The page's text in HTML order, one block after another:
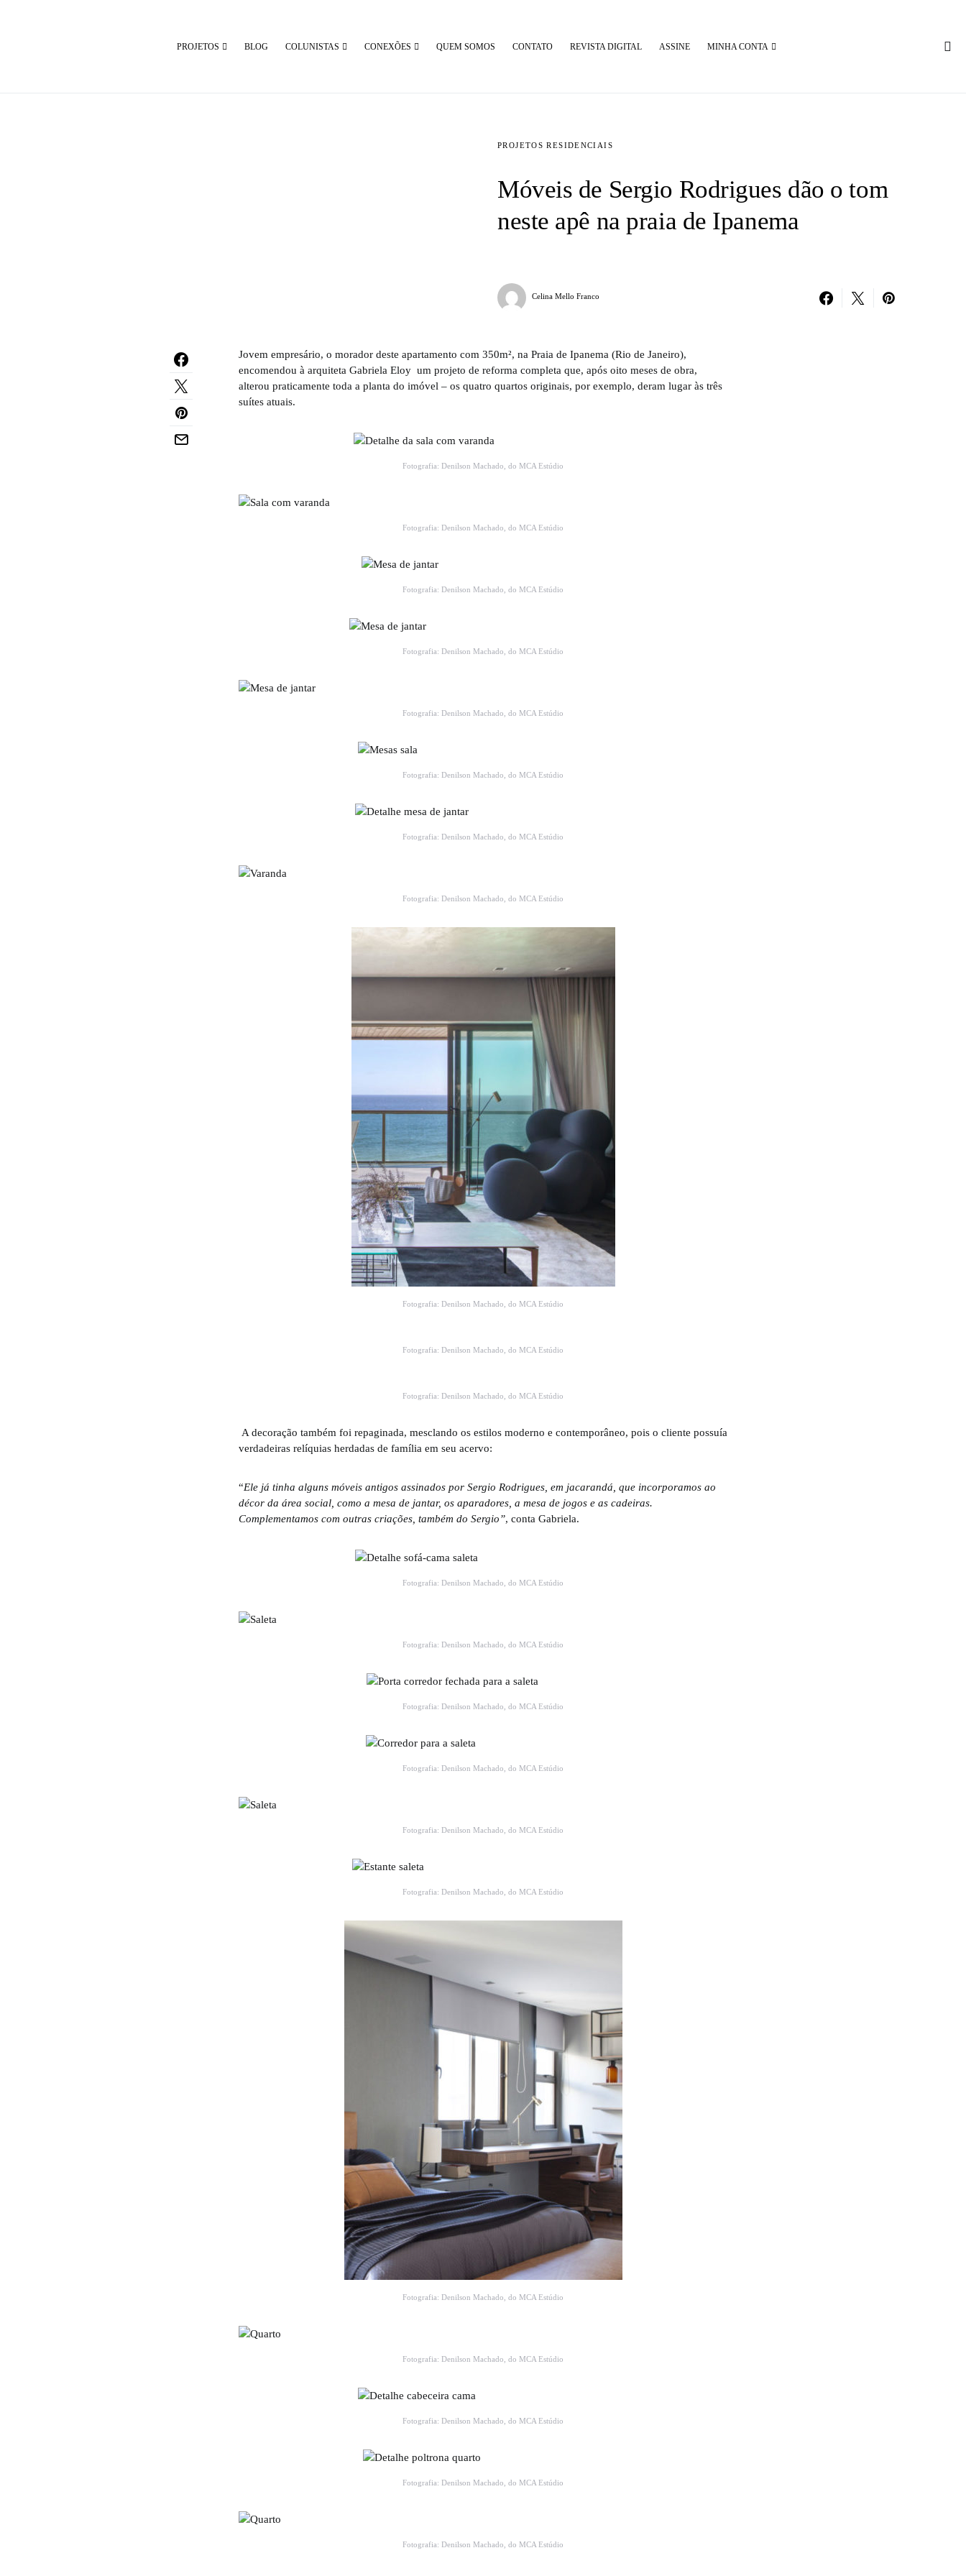
PROJETOS BLOG COLUNISTAS CONEXÕES QUEM SOMOS CONTATO REVISTA DIGITAL ASSINE MINHA CONTA
PROJETOS RESIDENCIAIS
Móveis de Sergio Rodrigues dão o tom
neste apê na praia de Ipanema
Celina Mello Franco
Jovem empresário, o morador deste apartamento com 350m², na Praia de Ipanema (Rio de Janeiro),
encomendou à arquiteta Gabriela Eloy um projeto de reforma completa que, após oito meses de obra,
alterou praticamente toda a planta do imóvel – os quatro quartos originais, por exemplo, deram lugar às três
suítes atuais.
Fotografia: Denilson Machado, do MCA Estúdio
Fotografia: Denilson Machado, do MCA Estúdio
Fotografia: Denilson Machado, do MCA Estúdio
Fotografia: Denilson Machado, do MCA Estúdio
Fotografia: Denilson Machado, do MCA Estúdio
Fotografia: Denilson Machado, do MCA Estúdio
Fotografia: Denilson Machado, do MCA Estúdio
Fotografia: Denilson Machado, do MCA Estúdio
Fotografia: Denilson Machado, do MCA Estúdio
Fotografia: Denilson Machado, do MCA Estúdio
Fotografia: Denilson Machado, do MCA Estúdio
A decoração também foi repaginada, mesclando os estilos moderno e contemporâneo, pois o cliente possuía
verdadeiras relíquias herdadas de família em seu acervo:
“Ele já tinha alguns móveis antigos assinados por Sergio Rodrigues, em jacarandá, que incorporamos ao
décor da área social, como a mesa de jantar, os aparadores, a mesa de jogos e as cadeiras.
Complementamos com outras criações, também do Sergio”, conta Gabriela.
Fotografia: Denilson Machado, do MCA Estúdio
Fotografia: Denilson Machado, do MCA Estúdio
Fotografia: Denilson Machado, do MCA Estúdio
Fotografia: Denilson Machado, do MCA Estúdio
Fotografia: Denilson Machado, do MCA Estúdio
Fotografia: Denilson Machado, do MCA Estúdio
Fotografia: Denilson Machado, do MCA Estúdio
Fotografia: Denilson Machado, do MCA Estúdio
Fotografia: Denilson Machado, do MCA Estúdio
Fotografia: Denilson Machado, do MCA Estúdio
Fotografia: Denilson Machado, do MCA Estúdio